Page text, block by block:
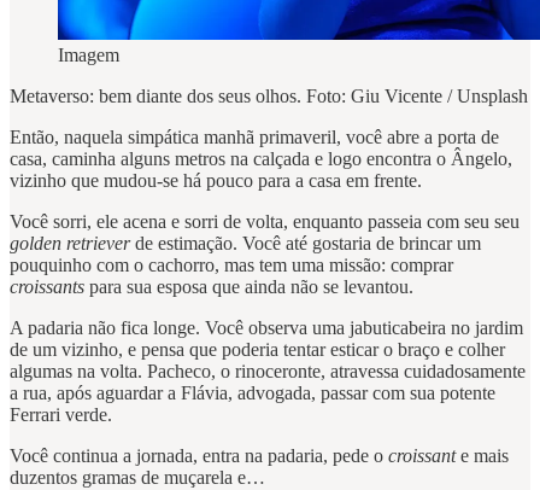
Imagem
Metaverso: bem diante dos seus olhos. Foto: Giu Vicente / Unsplash
Então, naquela simpática manhã primaveril, você abre a porta de
casa, caminha alguns metros na calçada e logo encontra o Ângelo,
vizinho que mudou-se há pouco para a casa em frente.
Você sorri, ele acena e sorri de volta, enquanto passeia com seu seu
golden retrieverde estimação. Você até gostaria de brincar um
pouquinho com o cachorro, mas tem uma missão: comprar
croissants para sua esposa que ainda não se levantou.
A padaria não fica longe. Você observa uma jabuticabeira no jardim
de um vizinho, e pensa que poderia tentar esticar o braço e colher
algumas na volta. Pacheco, o rinoceronte, atravessa cuidadosamente
a rua, após aguardar a Flávia, advogada, passar com sua potente
Ferrari verde.
Você continua a jornada, entra na padaria, pede o croissante mais
duzentos gramas de muçarela e…